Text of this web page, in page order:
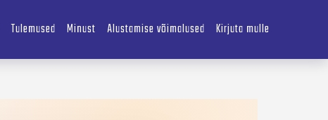
Tulemused Minust Alustamise võimalused Kirjuta mulle